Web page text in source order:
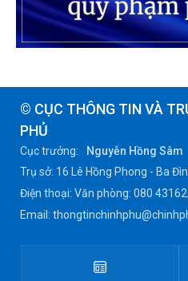
© CỤC THÔNG TIN VÀ
PHỦ
Cục trưởng:
Nguyễn Hồng Sâm
Trụ sở: 16 Lê Hồng Phong - Ba
Điện thoại: Văn phòng: 080
Email: